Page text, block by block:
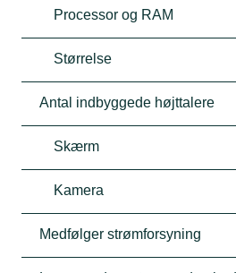
Processor og RAM
Størrelse
Antal indbyggede højttalere
Skærm
Kamera
Medfølger strømforsyning